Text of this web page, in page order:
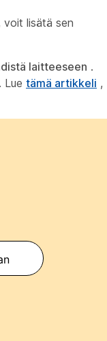
lisätä sen
laitteeseen .
Lue tämä artikkeli ,